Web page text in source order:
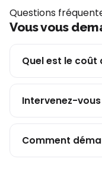
Questions
Vous vous
Quel est le
Intervenez-
Comment